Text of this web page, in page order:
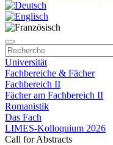
Universität
Fachbereiche & Fächer
Fachbereich II
Fächer am Fachbereich II
Romanistik
Das Fach
LIMES-Kolloquium 2026
Call for Abstracts